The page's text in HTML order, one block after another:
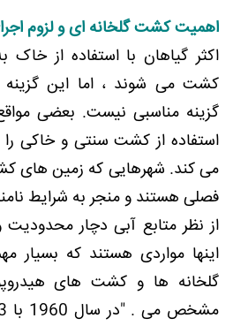
اهمیت کشت گلخانه ای و لزوم
اکثر گیاهان با استفاده از
کشت می شوند ، اما این گزینه
گزینه مناسبی نیست. بعضی
استفاده از کشت سنتی و خاکی
می کند. شهرهایی که زمین های
فصلی هستند و منجر به شرایط
از نظر متابع آبی دچار
اینها مواردی هستند که بسیار
گلخانه ها و کشت های